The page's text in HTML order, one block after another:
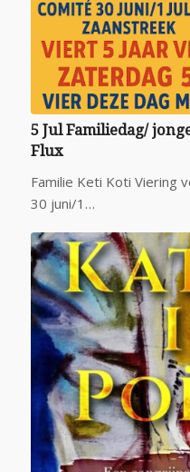
5 Jul Familiedag/
Flux
Familie Keti Koti Viering
30 juni/1…